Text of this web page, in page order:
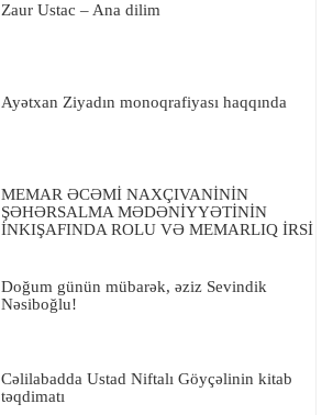
Zaur Ustac – Ana dilim
Ayətxan Ziyadın monoqrafiyası haqqında
MEMAR ƏCƏMİ NAXÇIVANİNİN
ŞƏHƏRSALMA MƏDƏNİYYƏTİNİN
İNKIŞAFINDA ROLU VƏ MEMARLIQ İRSİ
Doğum günün mübarək, əziz Sevindik
Nəsiboğlu!
Cəlilabadda Ustad Niftalı Göyçəlinin kitab
təqdimatı